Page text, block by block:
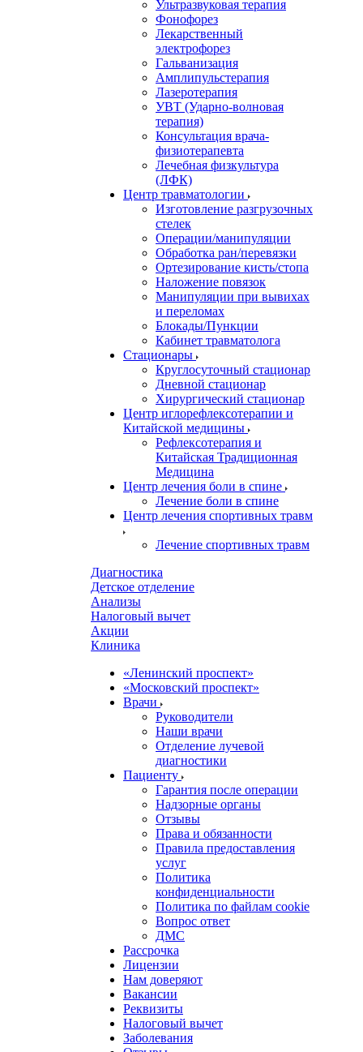
Ультразвуковая терапия
Фонофорез
Лекарственный
электрофорез
Гальванизация
Амплипульстерапия
Лазеротерапия
УВТ (Ударно-волновая
терапия)
Консультация врача-
физиотерапевта
Лечебная физкультура
(ЛФК)
Центр травматологии
Изготовление разгрузочных
стелек
Операции/манипуляции
Обработка ран/перевязки
Ортезирование кисть/стопа
Наложение повязок
Манипуляции при вывихах
и переломах
Блокады/Пункции
Кабинет травматолога
Стационары
Круглосуточный стационар
Дневной стационар
Хирургический стационар
Центр иглорефлексотерапии и
Китайской медицины
Рефлексотерапия и
Китайская Традиционная
Медицина
Центр лечения боли в спине
Лечение боли в спине
Центр лечения спортивных травм
Лечение спортивных травм
Диагностика
Детское отделение
Анализы
Налоговый вычет
Акции
Клиника
«Ленинский проспект»
«Московский проспект»
Врачи
Руководители
Наши врачи
Отделение лучевой
диагностики
Пациенту
Гарантия после операции
Надзорные органы
Отзывы
Права и обязанности
Правила предоставления
услуг
Политика
конфиденциальности
Политика по файлам cookie
Вопрос ответ
ДМС
Рассрочка
Лицензии
Нам доверяют
Вакансии
Реквизиты
Налоговый вычет
Заболевания